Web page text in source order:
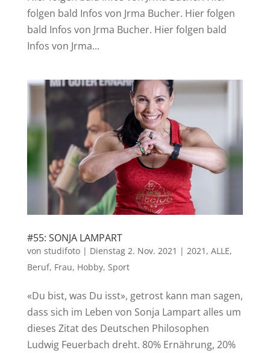
folgen bald Infos von Jrma Bucher. Hier folgen
bald Infos von Jrma Bucher. Hier folgen bald
Infos von Jrma...
#55: SONJA LAMPART
von studifoto| Dienstag 2. Nov. 2021 | 2021 , ALLE,
Beruf, Frau, Hobby, Sport
«Du bist, was Du isst», getrost kann man sagen,
dass sich im Leben von Sonja Lampart alles um
dieses Zitat des Deutschen Philosophen
Ludwig Feuerbach dreht. 80% Ernährung, 20%